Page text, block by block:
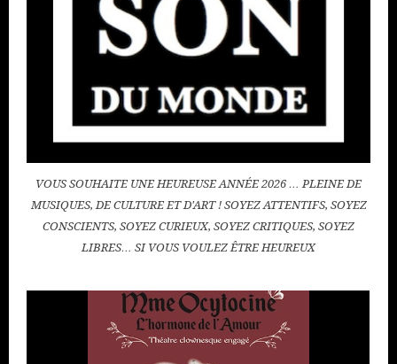
VOUS SOUHAITE UNE HEUREUSE ANNÉE 2026 … PLEINE DE
MUSIQUES, DE CULTURE ET D'ART ! SOYEZ ATTENTIFS, SOYEZ
CONSCIENTS, SOYEZ CURIEUX, SOYEZ CRITIQUES, SOYEZ
LIBRES… SI VOUS VOULEZ ÊTRE HEUREUX